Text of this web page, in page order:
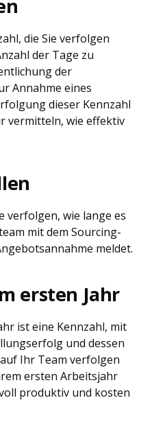
die Sie verfolgen
der Tage zu
der
Annahme eines
dieser Kennzahl
vermitteln, wie effektiv
verfolgen, wie lange es
mit dem Sourcing-
meldet.
ersten Jahr
ist eine Kennzahl, mit
und dessen
Ihr Team verfolgen
ersten Arbeitsjahr
produktiv und kosten